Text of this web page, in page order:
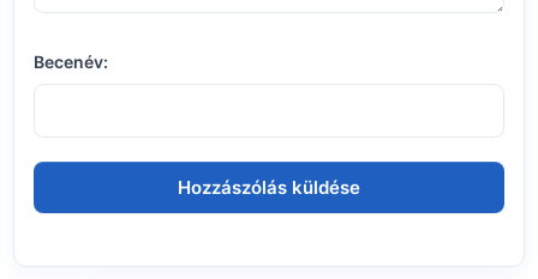
Becenév: